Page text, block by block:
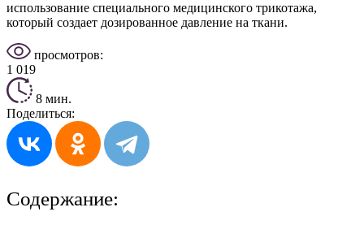
использование специального медицинского трикотажа,
который создает дозированное давление на ткани.
просмотров:
1 019
8 мин.
Поделиться:
Содержание: